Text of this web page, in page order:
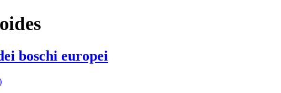
boschi europei